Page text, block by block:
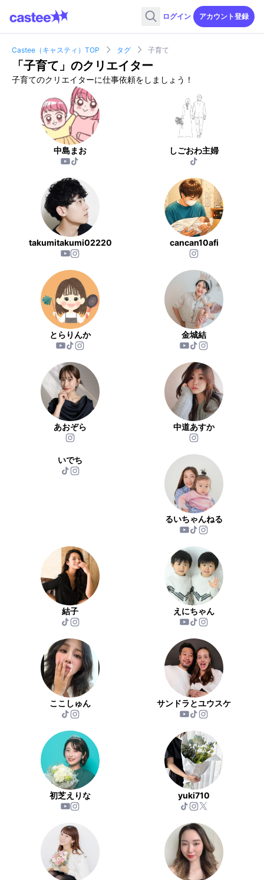
ログイン アカウント登録
Castee（キャスティ）TOP タグ 子育て
「子育て 」のクリエイター
子育てのクリエイターに仕事依頼をしましょう！
中島まお しごおわ主婦
takumitakumi02220 cancan10afi
とらりんか 金城結
あおぞら 中道あすか
いでち
るいちゃんねる
結子 えにちゃん
ここしゅん サンドラとユウスケ
初芝えりな yuki710